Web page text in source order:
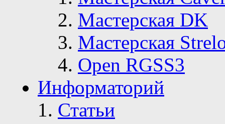
Мастерская DK
Мастерская
Open RGSS3
Информаторий
Статьи